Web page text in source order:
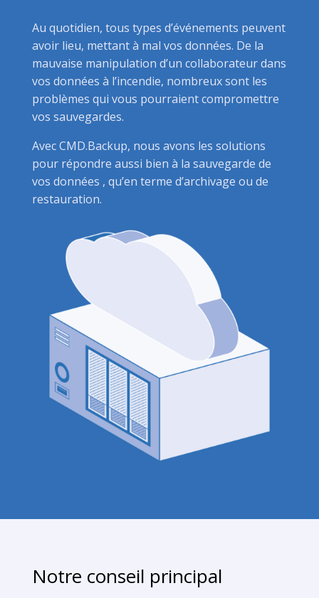
Au quotidien, tous types d’événements peuvent
avoir lieu, mettant à mal vos données. De la
mauvaise manipulation d’un collaborateur dans
vos données à l’incendie, nombreux sont les
problèmes qui vous pourraient compromettre
vos sauvegardes.
Avec CMD.Backup, nous avons les solutions
pour répondre aussi bien à la sauvegarde de
vos données , qu’en terme d’archivage ou de
restauration.
Notre conseil principal